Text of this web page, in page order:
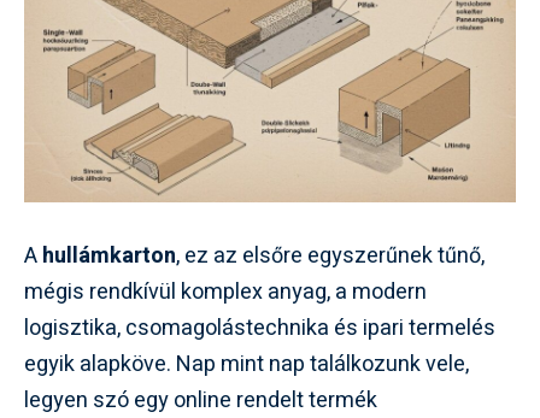
Ahullámkarton, ez az elsőre egyszerűnek tűnő,
mégis rendkívül komplex anyag, a modern
logisztika, csomagolástechnika és ipari termelés
egyik alapköve. Nap mint nap találkozunk vele,
legyen szó egy online rendelt termék